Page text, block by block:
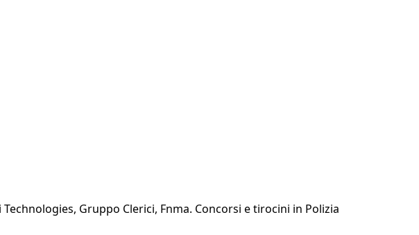
Gruppo Clerici, Fnma. Concorsi e tirocini in Polizia